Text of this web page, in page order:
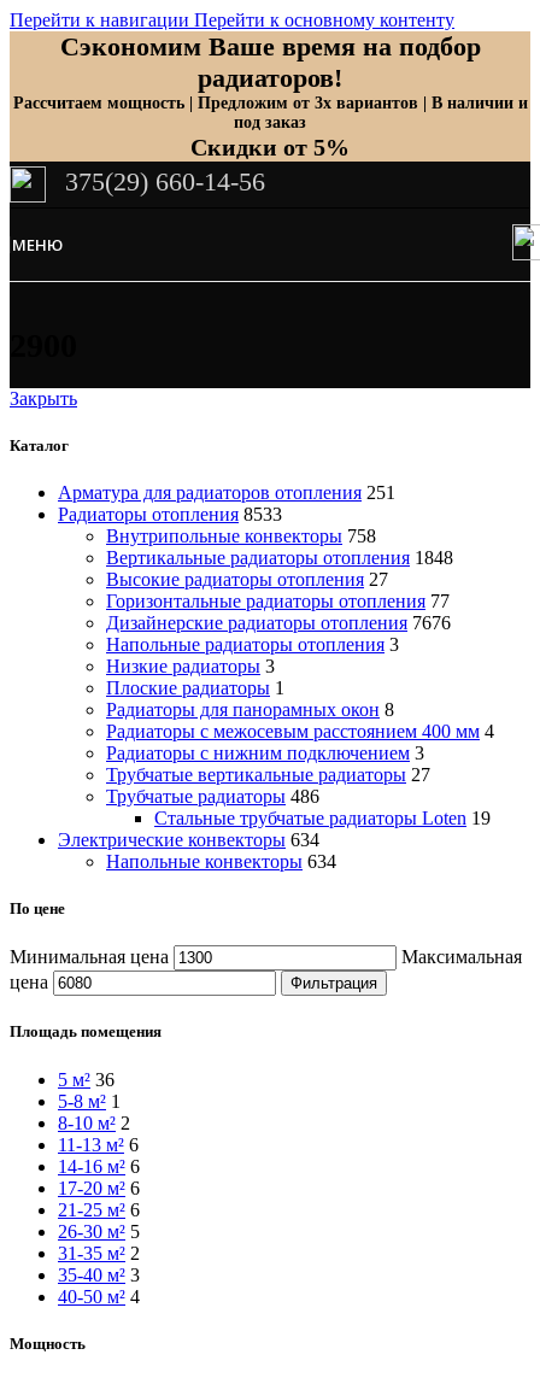
Перейти к навигации Перейти к основному контенту
Сэкономим Ваше время на подбор
радиаторов!
Рассчитаем мощность | Предложим от 3х вариантов | В наличии и
под заказ
Скидки от 5%
375(29) 660-14-56
МЕНЮ
Закрыть
Каталог
Арматура для радиаторов отопления 251
Радиаторы отопления 8533
Внутрипольные конвекторы 758
Вертикальные радиаторы отопления 1848
Высокие радиаторы отопления 27
Горизонтальные радиаторы отопления 77
Дизайнерские радиаторы отопления 7676
Напольные радиаторы отопления 3
Низкие радиаторы 3
Плоские радиаторы 1
Радиаторы для панорамных окон 8
Радиаторы с межосевым расстоянием 400 мм 4
Радиаторы с нижним подключением 3
Трубчатые вертикальные радиаторы 27
Трубчатые радиаторы 486
Cтальные трубчатые радиаторы Loten 19
Электрические конвекторы 634
Напольные конвекторы 634
По цене
Минимальная цена
Максимальная
цена
Фильтрация
Площадь помещения
5 м² 36
5-8 м² 1
8-10 м² 2
11-13 м² 6
14-16 м² 6
17-20 м² 6
21-25 м² 6
26-30 м² 5
31-35 м² 2
35-40 м² 3
40-50 м² 4
Мощность